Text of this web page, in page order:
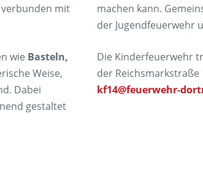
mit
wie Basteln,
Weise,
Dabei
gestaltet
machen kann.
der Jugendfeuerwehr
Die Kinderfeuerwehr
der Reichsmarkstraße
kf14@feuerwehr-